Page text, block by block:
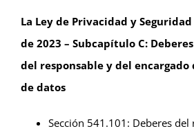
La Ley de Privacidad y
de 2023 – Subcapítulo C:
del responsable y del
de datos
Sección 541.101: Deberes del